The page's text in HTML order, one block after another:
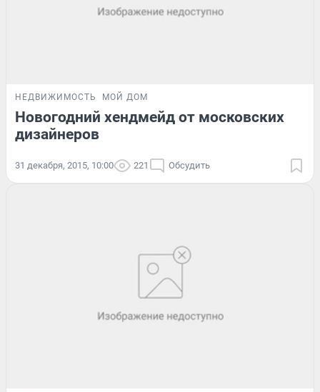
НЕДВИЖИМОСТЬ МОЙ ДОМ
Новогодний хендмейд от московских
дизайнеров
31 декабря, 2015, 10:00 221 Обсудить